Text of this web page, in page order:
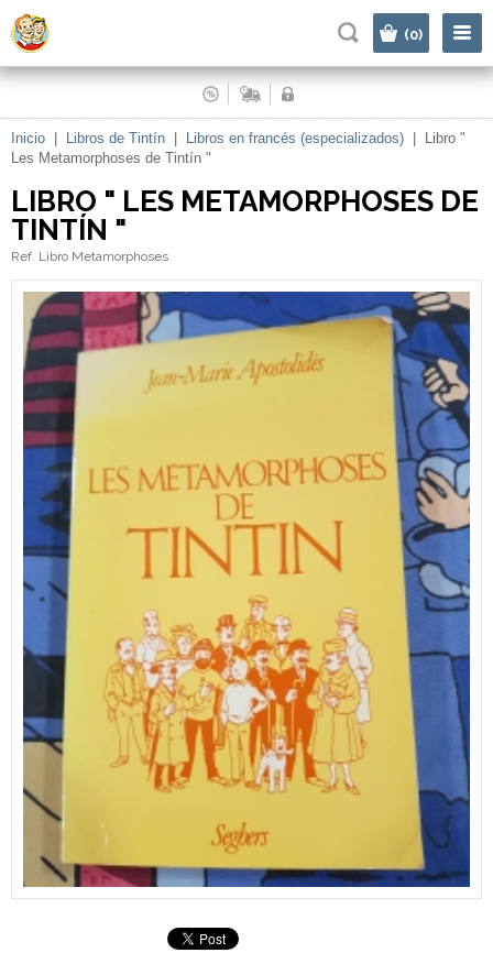
(0)
Inicio Libros de Tintín Libros en francés (especializados)
Libro "
Les Metamorphoses de Tintín "
LIBRO " LES METAMORPHOSES DE
TINTÍN "
Ref. Libro Metamorphoses